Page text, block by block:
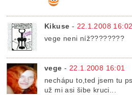
Kikuse - 22.1.2008 16:02
vege neni níž????????
vege - 22.1.2008 16:01
nechápu to,ted jsem tu
už mi asi šibe kruci...